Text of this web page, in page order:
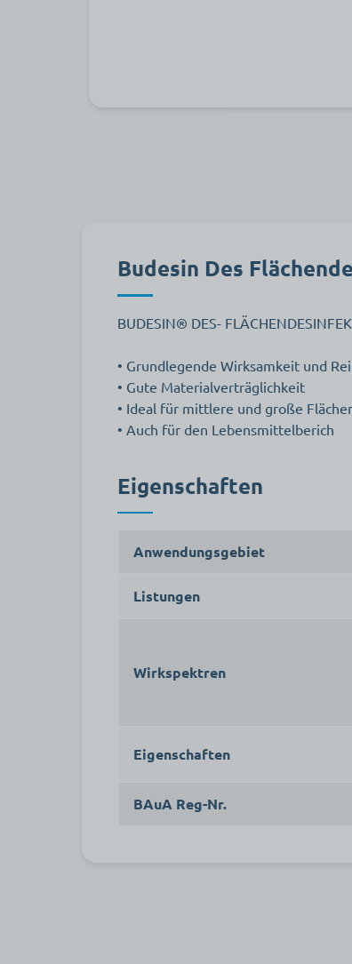
Budesin Des
BUDESIN® DES-
• Grundlegende Wirksamkeit und
• Gute Materialverträglichkeit
• Ideal für mittlere und große
• Auch für den Lebensmittelberich
Eigenschaften
Anwendungsgebiet
Listungen
Wirkspektren
Eigenschaften
BAuA Reg-Nr.